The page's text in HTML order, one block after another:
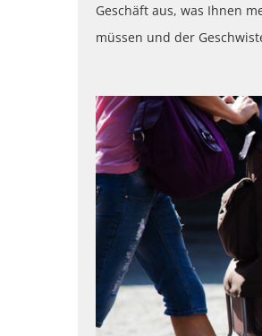
Geschäft aus, was Ihnen
müssen und der